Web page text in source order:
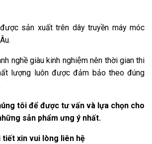
sản xuất trên dây truyền máy móc
nghề giàu kinh nghiệm nên thời gian thi
lượng luôn được đảm bảo theo đúng
tôi để được tư vấn và lựa chọn cho
sản phẩm ưng ý nhất.
xin vui lòng liên hệ